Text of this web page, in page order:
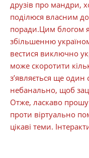
друзів про мандри,
поділюся власним
поради.Цим блогом
збільшенню
вестися виключно
може скоротити
з’являється ще один
небанально, щоб
Отже, ласкаво прошу
проти віртуально
цікаві теми.